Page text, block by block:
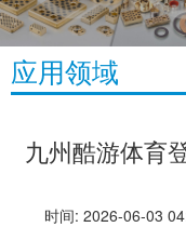
应用领域
九州酷游体育
时间: 2026-06-03